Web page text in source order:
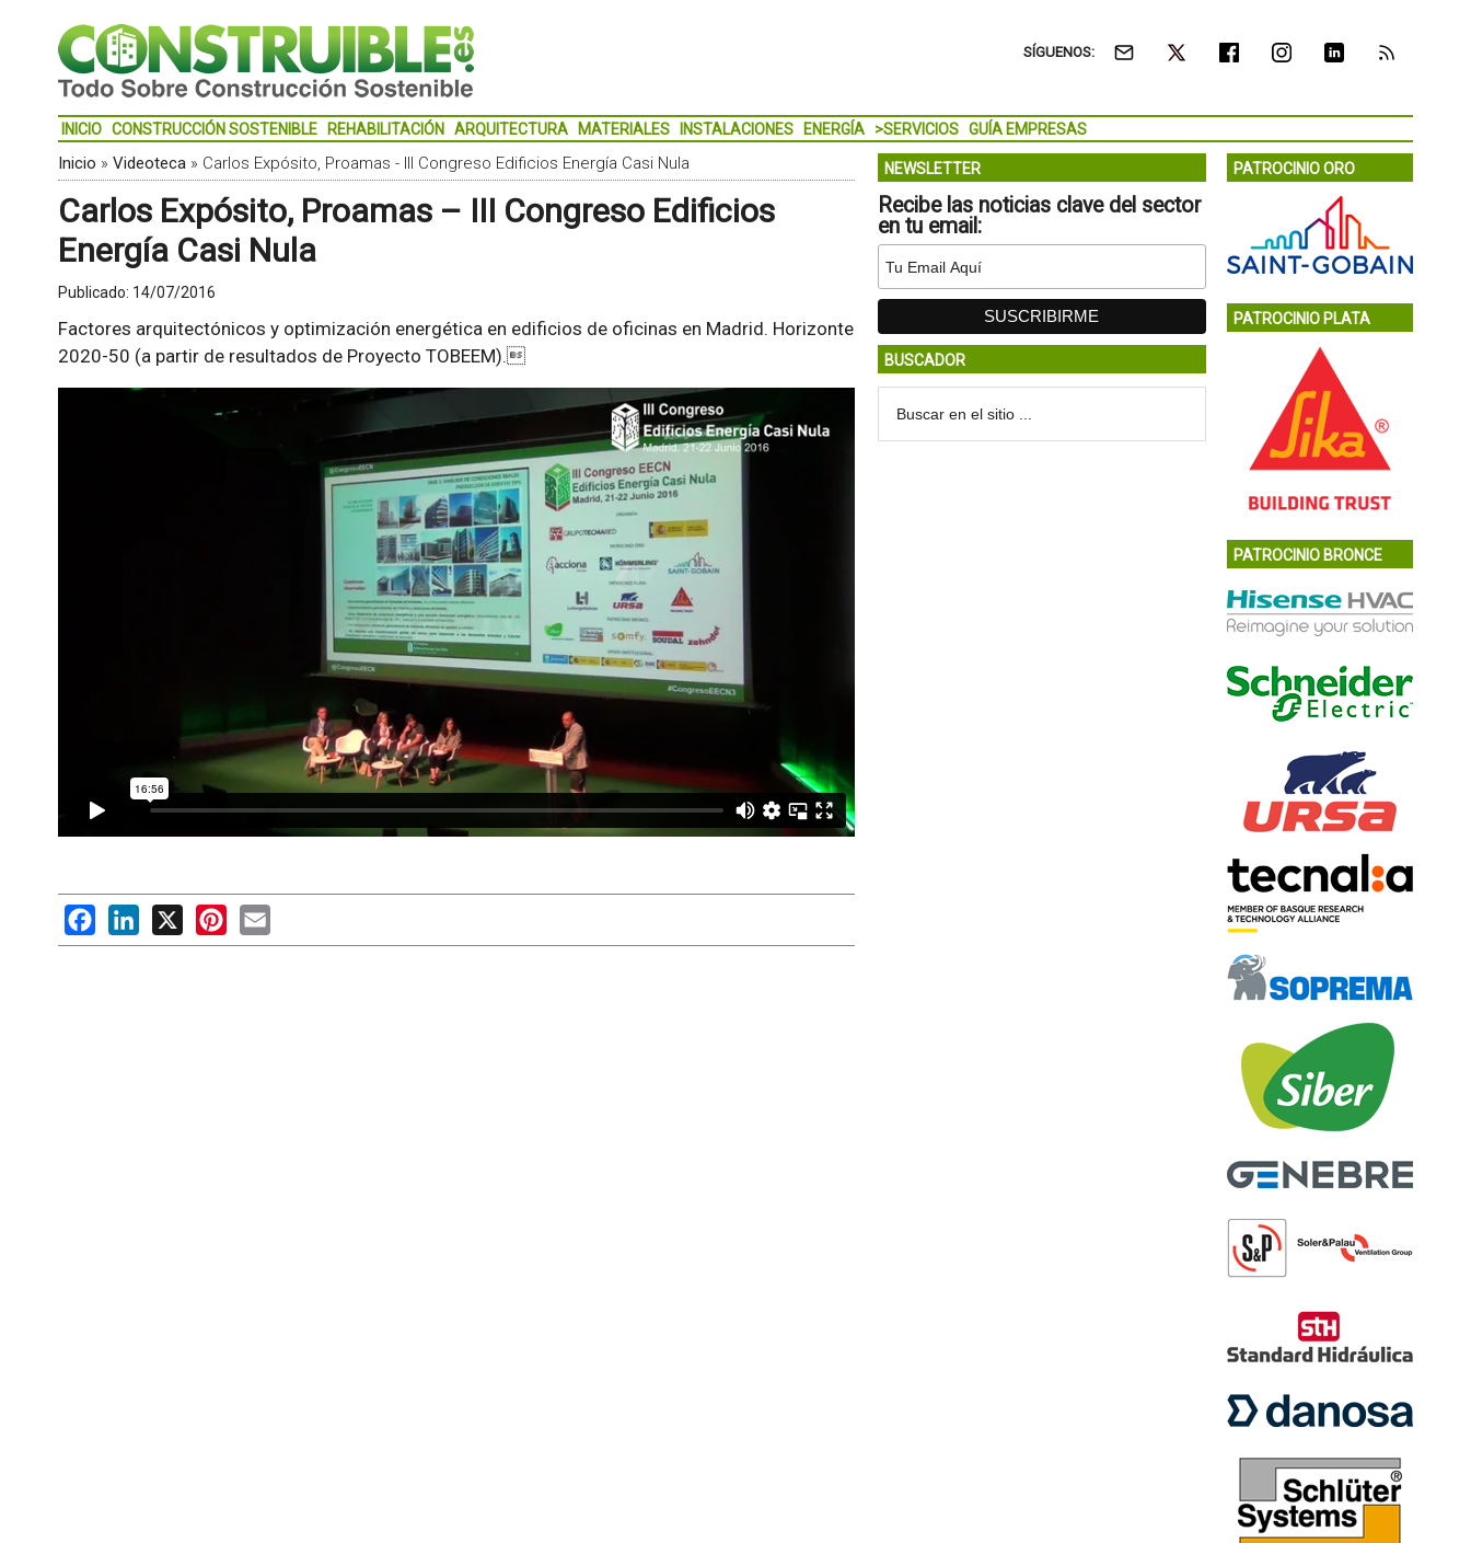
SÍGUENOS:
INICIO CONSTRUCCIÓN SOSTENIBLE REHABILITACIÓN ARQUITECTURA MATERIALES INSTALACIONES ENERGÍA >SERVICIOS GUÍA EMPRESAS
Inicio » Videoteca» Carlos Expósito, Proamas - III Congreso Edificios Energía Casi Nula
Carlos Expósito, Proamas – III Congreso Edificios
Energía Casi Nula
Publicado: 14/07/2016
Factores arquitectónicos y optimización energética en edificios de oficinas en Madrid. Horizonte
2020-50 (a partir de resultados de Proyecto TOBEEM).
FacebookLinkedIn
X PinterestEmail
NEWSLETTER
Recibe las noticias clave del sector
en tu email:
BUSCADOR
PATROCINIO ORO
PATROCINIO PLATA
PATROCINIO BRONCE